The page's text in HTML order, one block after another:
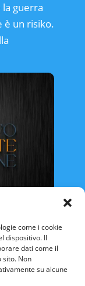
come i cookie
dispositivo. Il
dati come il
sito. Non
su alcune
la guerra
è un risiko.